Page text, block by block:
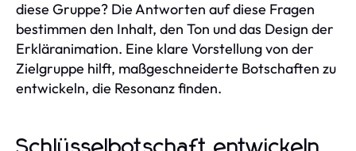
diese Gruppe? Die Antworten auf diese Fragen
bestimmen den Inhalt, den Ton und das Design der
Erkläranimation. Eine klare Vorstellung von der
Zielgruppe hilft, maßgeschneiderte Botschaften zu
entwickeln, die Resonanz finden.